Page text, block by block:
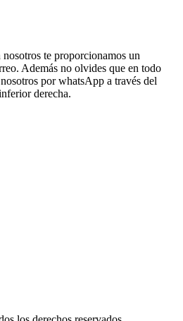
te proporcionamos un
Además no olvides que en todo
por whatsApp a través del
derecha.